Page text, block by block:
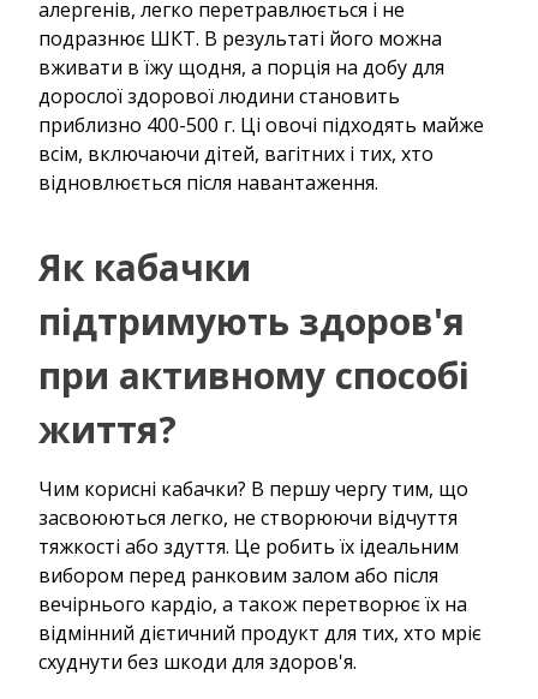
алергенів, легко перетравлюється і не
подразнює ШКТ. В результаті його можна
вживати в їжу щодня, а порція на добу для
дорослої здорової людини становить
приблизно 400-500 г. Ці овочі підходять майже
всім, включаючи дітей, вагітних і тих, хто
відновлюється після навантаження.
Як кабачки
підтримують здоров'я
при активному способі
життя?
Чим корисні кабачки? В першу чергу тим, що
засвоюються легко, не створюючи відчуття
тяжкості або здуття. Це робить їх ідеальним
вибором перед ранковим залом або після
вечірнього кардіо, а також перетворює їх на
відмінний дієтичний продукт для тих, хто мріє
схуднути без шкоди для здоров'я.